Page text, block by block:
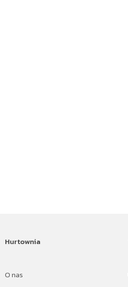
Hurtownia
O nas